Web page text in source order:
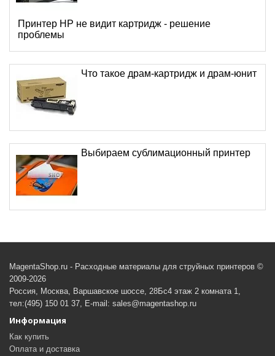
Принтер HP не видит картридж - решение
проблемы
Что такое драм-картридж и драм-юнит
Выбираем сублимационный принтер
MagentaShop.ru - Расходные материалы для струйных принтеров ©
2009-2026
Россия, Москва, Варшавское шоссе, 28Бс4 этаж 2 комната 1,
тел:(495) 150 01 37, E-mail: sales@magentashop.ru
Информация
Как купить
Оплата и доставка